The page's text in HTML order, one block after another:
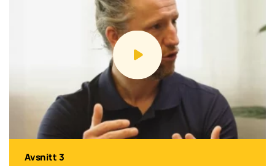
Avsnitt 3